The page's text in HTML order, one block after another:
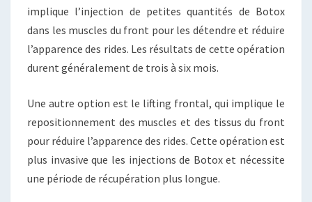
implique l’injection de petites quantités de Botox
dans les muscles du front pour les détendre et réduire
l’apparence des rides. Les résultats de cette opération
durent généralement de trois à six mois.
Une autre option est le lifting frontal, qui implique le
repositionnement des muscles et des tissus du front
pour réduire l’apparence des rides. Cette opération est
plus invasive que les injections de Botox et nécessite
une période de récupération plus longue.